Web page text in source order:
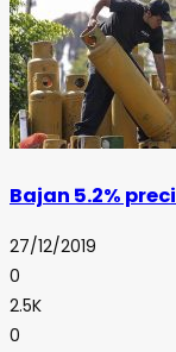
Bajan 5.2%
27/12/2019
0
2.5K
0